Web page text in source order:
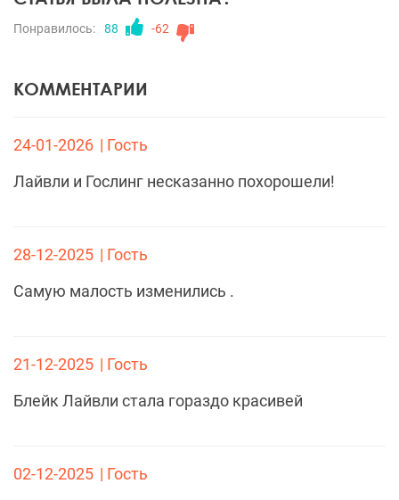
Понравилось: 88 -62
КОММЕНТАРИИ
24-01-2026 | Гость
Лайвли и Гослинг несказанно похорошели!
28-12-2025 | Гость
Самую малость изменились .
21-12-2025 | Гость
Блейк Лайвли стала гораздо красивей
02-12-2025 | Гость